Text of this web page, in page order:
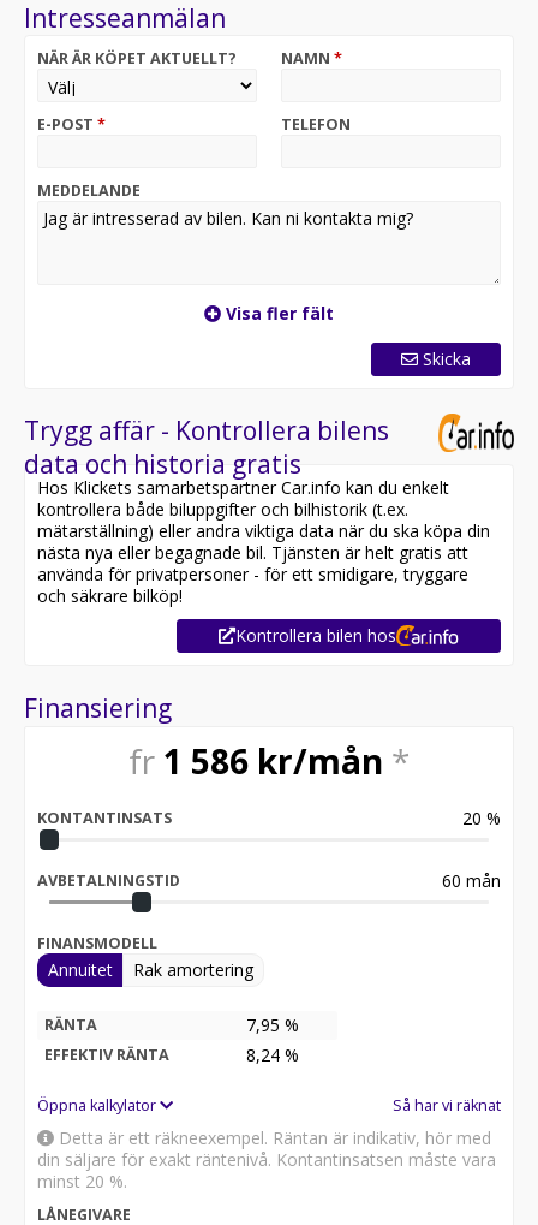
MEJLKONTAKT MED OSS.
innan någon annan gör det, reservera den direkt
Nu får vi snart in denna riktigt fina och rymliga Volvo
V70 i Momentum-utförande med fyrhjulsdrift, automat,
Utrustningen inkluderar bland annat: AWD, Automat,
Dragkrok, Parkeringssensorer, Hellädersäten,
Läderratt, Multifunktionsratt, Sätesvärme fram och
bak, 2 Klimatzoner, Parkeringsvärmare, Farthållare,
Regnsensor, Värmeisolerande rutor, High Performance
Sound System, Larm, Helskinn, Dieselvärmare,
Intelligent Driver Information System, 4WD, m.m.
Bilen står på sommardäck med mönsterdjup 6/6/6/6
mm.
Vi erbjuder även ett bra inbytespris för din bil och
hämtar din bil helt gratis när vi levererar din nya bil! Vi
är en onlineaktör och har därmed väldigt korta ledtider
- 14 dagars fri heltäckande försäkring
- 14 dagars öppet köp inkl. upphämtning
- Möjlighet till 0 kr i kontantinsats för företag
- Vi köper även in eller byter in din nuvarande bil
- Alla våra bilar inspekteras noga innan annonsering
deposition
- Betalning via Swish, banköverföring eller 30-dagars
- Vi erbjuder marknadens bästa garantier i upp till 72
månader
Nordea Finans
All cars are available for export.
*BWL552*
Intresseanmälan
NÄR ÄR KÖPET AKTUELLT? NAMN *
E-POST * TELEFON
MEDDELANDE
Visa fler fält
Skicka
Trygg affär - Kontrollera bilens
data och historia gratis
Hos Klickets samarbetspartner Car.info kan du enkelt
kontrollera både biluppgifter och bilhistorik (t.ex.
mätarställning) eller andra viktiga data när du ska köpa din
nästa nya eller begagnade bil. Tjänsten är helt gratis att
använda för privatpersoner - för ett smidigare, tryggare
och säkrare bilköp!
Kontrollera bilen hos
Finansiering
fr 1 586 kr/mån *
KONTANTINSATS 20 %
AVBETALNINGSTID 60 mån
FINANSMODELL
Annuitet Rak amortering
RÄNTA 7,95 %
EFFEKTIV RÄNTA 8,24 %
Öppna kalkylator Så har vi räknat
Detta är ett räkneexempel. Räntan är indikativ, hör med
din säljare för exakt räntenivå. Kontantinsatsen måste vara
minst 20 %.
LÅNEGIVARE